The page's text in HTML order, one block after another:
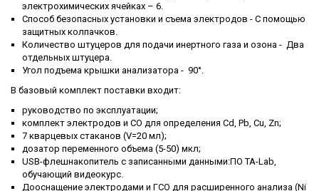
электрохимических ячейках – 6.
Способ безопасных установки и съема электродов - С помощью
защитных колпачков.
Количество штуцеров для подачи инертного газа и озона - Два
отдельных штуцера.
Угол подъема крышки анализатора - 90°.
В базовый комплект поставки входит:
руководство по эксплуатации;
комплект электродов и CO для определения Cd, Pb, Cu, Zn;
7 кварцевых стаканов (V=20 мл);
дозатор переменного объема (5-50) мкл;
USB-флешнакопитель с записанными данными:ПО TA-Lab,
обучающий видеокурс.
Дооснащение электродами и ГСО для расширенного анализа (Ni